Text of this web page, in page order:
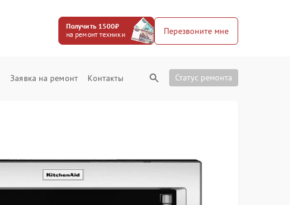
Получить 1500₽
на ремонт техники
Перезвоните мне
Заявка на ремонт Контакты Статус ремонта